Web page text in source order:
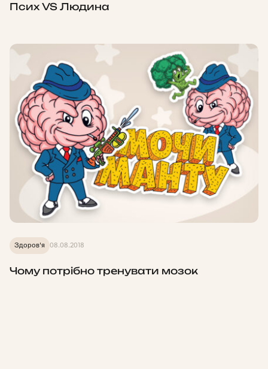
Псих VS Людина
Здоров'я 08.08.2018
Чому потрібно тренувати мозок